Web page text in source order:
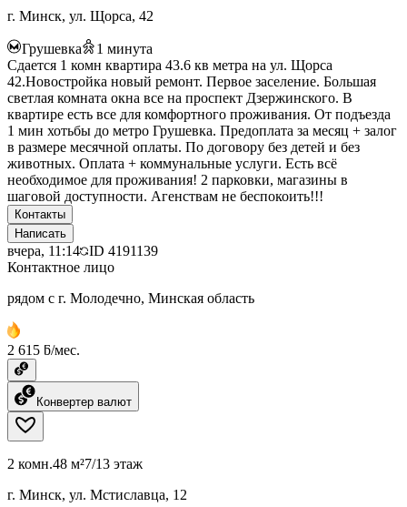
г. Минск, ул. Щорса, 42
Грушевка 1 минута
Сдается 1 комн квартира 43.6 кв метра на ул. Щорса
42.Новостройка новый ремонт. Первое заселение. Большая
светлая комната окна все на проспект Дзержинского. В
квартире есть все для комфортного проживания. От подъезда
1 мин хотьбы до метро Грушевка. Предоплата за месяц + залог
в размере месячной оплаты. По договору без детей и без
животных. Оплата + коммунальные услуги. Есть всё
необходимое для проживания! 2 парковки, магазины в
шаговой доступности. Агенствам не беспокоить!!!
Контакты
Написать
вчера, 11:14 ID 4191139
Контактное лицо
рядом с г. Молодечно, Минская область
2 615 ƃ/мес.
Конвертер валют
2 комн.48 м²7/13 этаж
г. Минск, ул. Мстиславца, 12